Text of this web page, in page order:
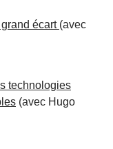
écart (avec
technologies
(avec Hugo